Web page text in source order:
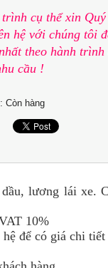
cụ thể xin Quý
hệ với chúng tôi
theo hành trình
cầu !
Còn hàng
lương lái xe.
10%
để có giá chi tiết